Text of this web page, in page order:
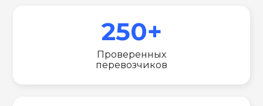
250+
Проверенных
перевозчиков